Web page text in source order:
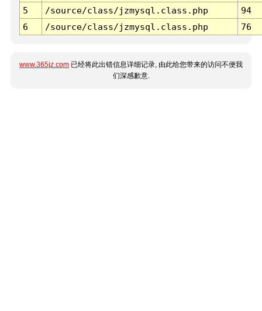
5
/source/class/jzmysql.class.php
94
6
/source/class/jzmysql.class.php 76
www.365jz.com 已经将此出错信息详细记录, 由此给您带来的访问不便我
们深感歉意.